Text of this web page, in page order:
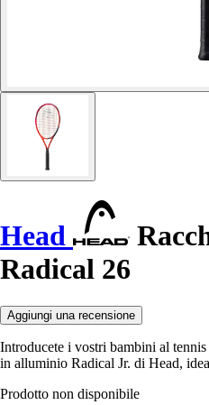
Head
Radical 26
Aggiungi una recensione
Introducete i vostri bambini al
in alluminio Radical Jr. di Head,
Prodotto non disponibile